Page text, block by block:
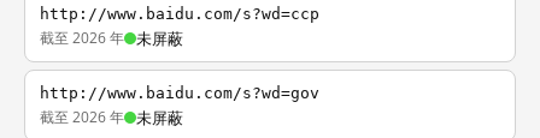
http://www.baidu.com/s?wd=ccp
截至 2026 年 未屏蔽
http://www.baidu.com/s?wd=gov
截至 2026 年 未屏蔽